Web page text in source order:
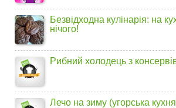
Безвідходна кулінарія: на
нічого!
Рибний холодець з
Лечо на зиму (угорська